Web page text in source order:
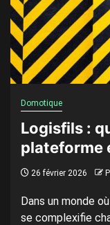
Domotique
Logisfils :
plateforme
26 février 2026
Dans un monde
se complexifie